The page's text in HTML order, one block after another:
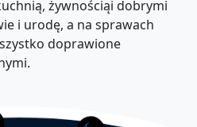
żywnościąi dobrymi
i urodę, a na sprawach
doprawione